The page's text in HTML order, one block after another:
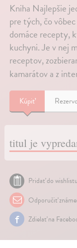
Kniha Najlepšie
pre tých, čo
domáce recepty,
kuchyni. Je v nej
receptov,
kamarátov a z
Kúpiť
titul je
Pridať do wishlistu
Odporučiť
Zdielať na